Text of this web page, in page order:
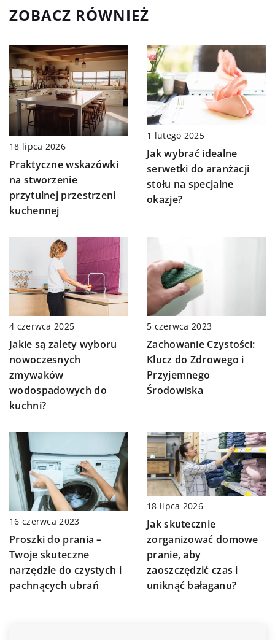
ZOBACZ RÓWNIEŻ
18 lipca 2026
Praktyczne wskazówki
na stworzenie
przytulnej przestrzeni
kuchennej
1 lutego 2025
Jak wybrać idealne
serwetki do aranżacji
stołu na specjalne
okazje?
4 czerwca 2025
Jakie są zalety wyboru
nowoczesnych
zmywaków
wodospadowych do
kuchni?
5 czerwca 2023
Zachowanie Czystości:
Klucz do Zdrowego i
Przyjemnego
Środowiska
16 czerwca 2023
Proszki do prania –
Twoje skuteczne
narzędzie do czystych i
pachnących ubrań
18 lipca 2026
Jak skutecznie
zorganizować domowe
pranie, aby
zaoszczędzić czas i
uniknąć bałaganu?